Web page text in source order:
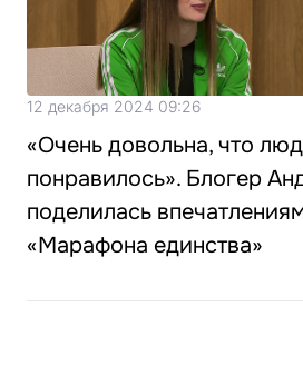
12 декабря 2024 09:26
«Очень довольна, что
понравилось». Блогер
поделилась
«Марафона единства»